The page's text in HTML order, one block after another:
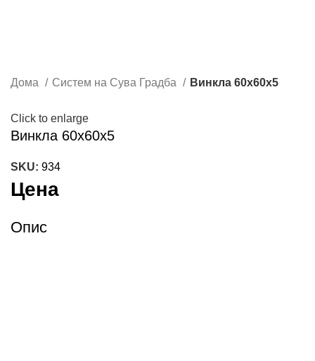
Дома Систем на Сува Градба Винкла 60х60х5
Click to enlarge
Винкла 60х60х5
SKU: 934
Цена
Опис